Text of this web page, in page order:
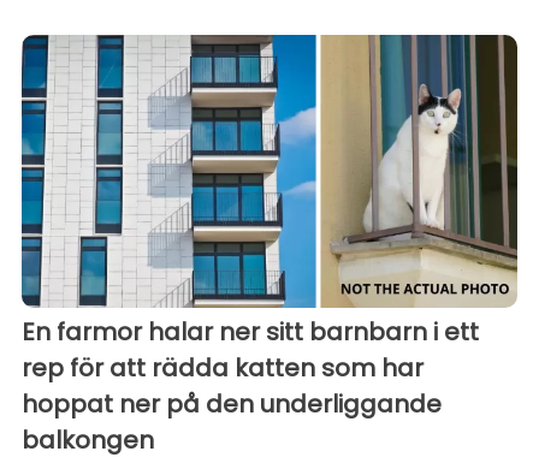
En farmor halar ner sitt barnbarn i ett
rep för att rädda katten som har
hoppat ner på den underliggande
balkongen